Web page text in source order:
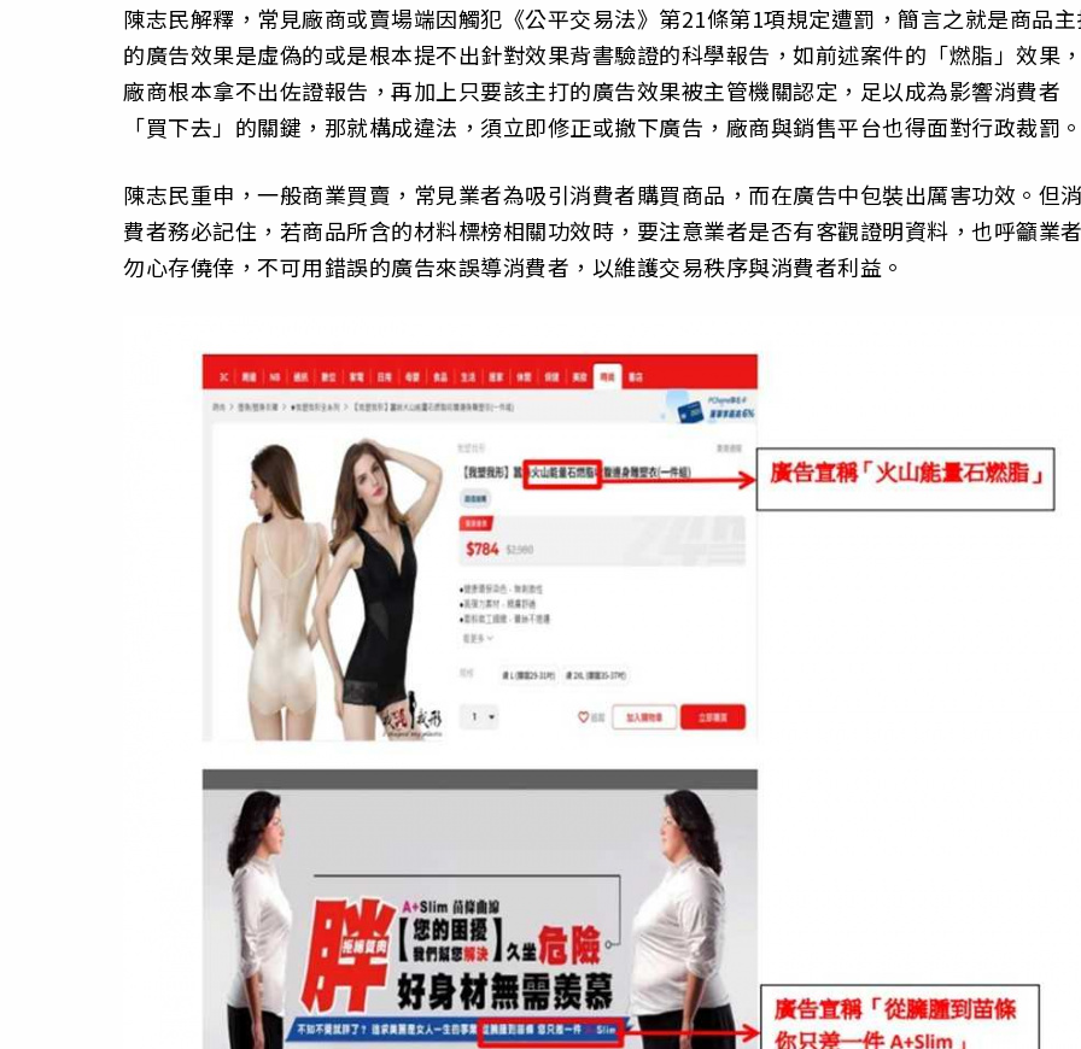
陳志民解釋，常見廠商或賣場端因觸犯《公平交易法》第21條第1項規定遭罰，簡言之就是商品
的廣告效果是虛偽的或是根本提不出針對效果背書驗證的科學報告，如前述案件的「燃脂」效果
廠商根本拿不出佐證報告，再加上只要該主打的廣告效果被主管機關認定，足以成為影響消費者
「買下去」的關鍵，那就構成違法，須立即修正或撤下廣告，廠商與銷售平台也得面對行政裁罰
陳志民重申，一般商業買賣，常見業者為吸引消費者購買商品，而在廣告中包裝出厲害功效。但
費者務必記住，若商品所含的材料標榜相關功效時，要注意業者是否有客觀證明資料，也呼籲業
勿心存僥倖，不可用錯誤的廣告來誤導消費者，以維護交易秩序與消費者利益。